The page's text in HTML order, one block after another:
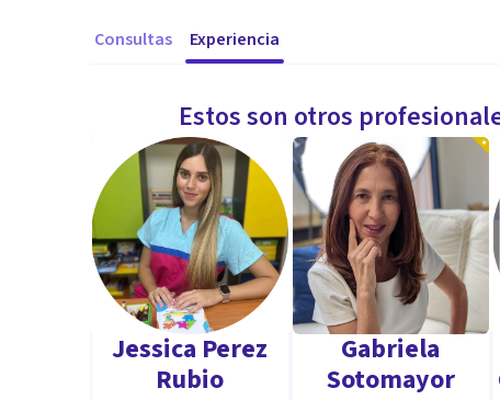
Consultas Experiencia
Estos son otros
Jessica Perez
Rubio
Gabriela
Sotomayor